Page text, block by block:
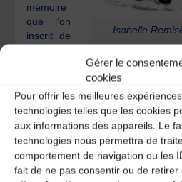
Gérer le
cookies
Pour offrir les meilleures
technologies telles que les cookies
aux informations des appareils. Le
technologies nous permettra de
comportement de navigation ou les
fait de ne pas consentir ou de
Isabelle
mémoire
que l’on
inscrit de
l’autre, sache que la lanterne de
prête de s’éteindre.
Par-delà les distances que le
prends dans mes bras et
retrouver dans un air de
mémé Girbal ou dans les
Aubracienne.